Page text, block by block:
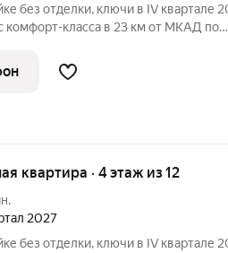
без отделки, ключи в IV квартале
комфорт-класса в 23 км от МКАД по
больница, школы, детские сады,
квартира · 4 этаж из 12
2027
без отделки, ключи в IV квартале